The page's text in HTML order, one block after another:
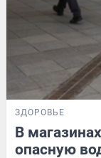
ЗДОРОВЬЕ
В
опасную